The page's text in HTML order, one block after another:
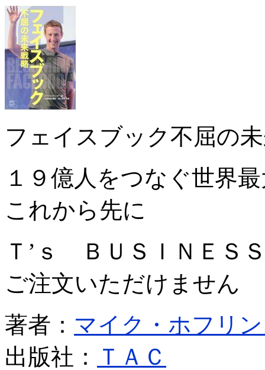
フェイスブック不屈の
１９億人をつなぐ世界
これから先に
Ｔ’ｓ ＢＵＳＩＮＥ
ご注文いただけません
著者： マイク・ホフリ
出版社：
ＴＡＣ